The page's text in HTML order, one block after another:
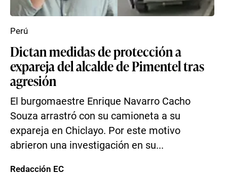
Dictan medidas de protección a
expareja del alcalde de Pimentel tras
agresión
El burgomaestre Enrique Navarro Cacho
Souza arrastró con su camioneta a su
expareja en Chiclayo. Por este motivo
abrieron una investigación en su...
Perú
Redacción EC